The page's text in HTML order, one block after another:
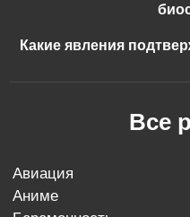
Какие явления
Все
авиация
аниме